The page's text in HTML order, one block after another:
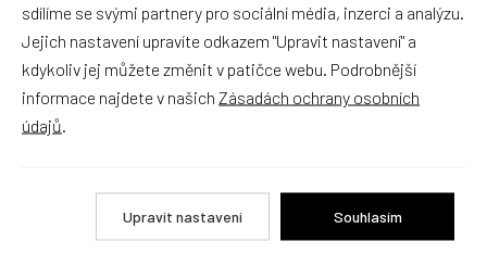
Zatím zde nejsou žádné dotazy. Buďte první, kdo se zeptá!
Recenze
sdílíme se svými partnery pro sociální média, inzerci a analýzu.
Jejich nastavení upravíte odkazem "Upravit nastavení" a
kdykoliv jej můžete změnit v patičce webu. Podrobnější
informace najdete v našich Zásadách ochrany osobních
údajů
Upravit nastavení Souhlasím